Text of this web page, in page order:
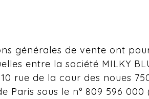
générales de vente ont
entre la société MILKY
rue de la cour des noues
Paris sous le n° 809 596